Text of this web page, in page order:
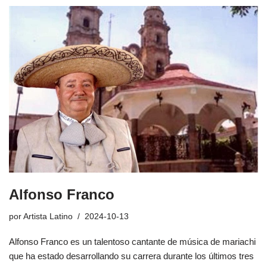
Alfonso Franco
por Artista Latino 2024-10-13
Alfonso Franco es un talentoso cantante de música de mariachi
que ha estado desarrollando su carrera durante los últimos tres